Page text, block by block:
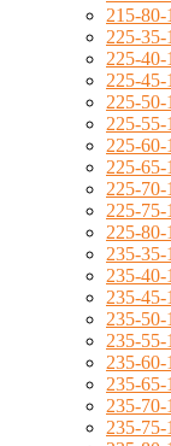
215-80-
225-35-
225-40-
225-45-
225-50-
225-55-
225-60-
225-65-
225-70-
225-75-
225-80-
235-35-
235-40-
235-45-
235-50-
235-55-
235-60-
235-65-
235-70-
235-75-